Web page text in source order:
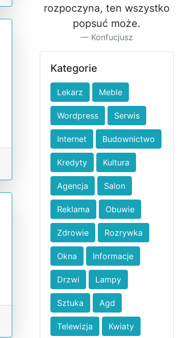
rozpoczyna, ten wszystko
popsuć może.
Konfucjusz
Kategorie
Lekarz Meble
Wordpress Serwis
Internet Budownictwo
Kredyty Kultura
Agencja Salon
Reklama Obuwie
Zdrowie Rozrywka
Okna Informacje
Drzwi Lampy
Sztuka Agd
Telewizja Kwiaty